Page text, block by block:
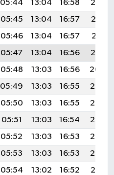
05:44 13:04 16:58
20:14
05:45 13:04 16:57
20:12
05:46 13:04 16:57
20:11
05:47 13:04 16:56
20:10
05:48 13:03 16:56
20:09
05:49 13:03 16:55
20:07
05:50 13:03 16:55
20:06
05:51 13:03 16:54
20:05
05:52 13:03 16:53
20:03
05:53 13:03 16:53
20:02
05:54 13:02 16:52
20:01